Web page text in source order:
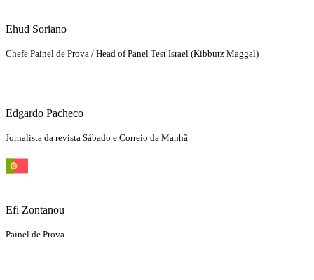
Ehud Soriano
Chefe Painel de Prova / Head of Panel Test Israel (Kibbutz Maggal)
Edgardo Pacheco
Jornalista da revista Sábado e Correio da Manhã
Efi Zontanou
Painel de Prova